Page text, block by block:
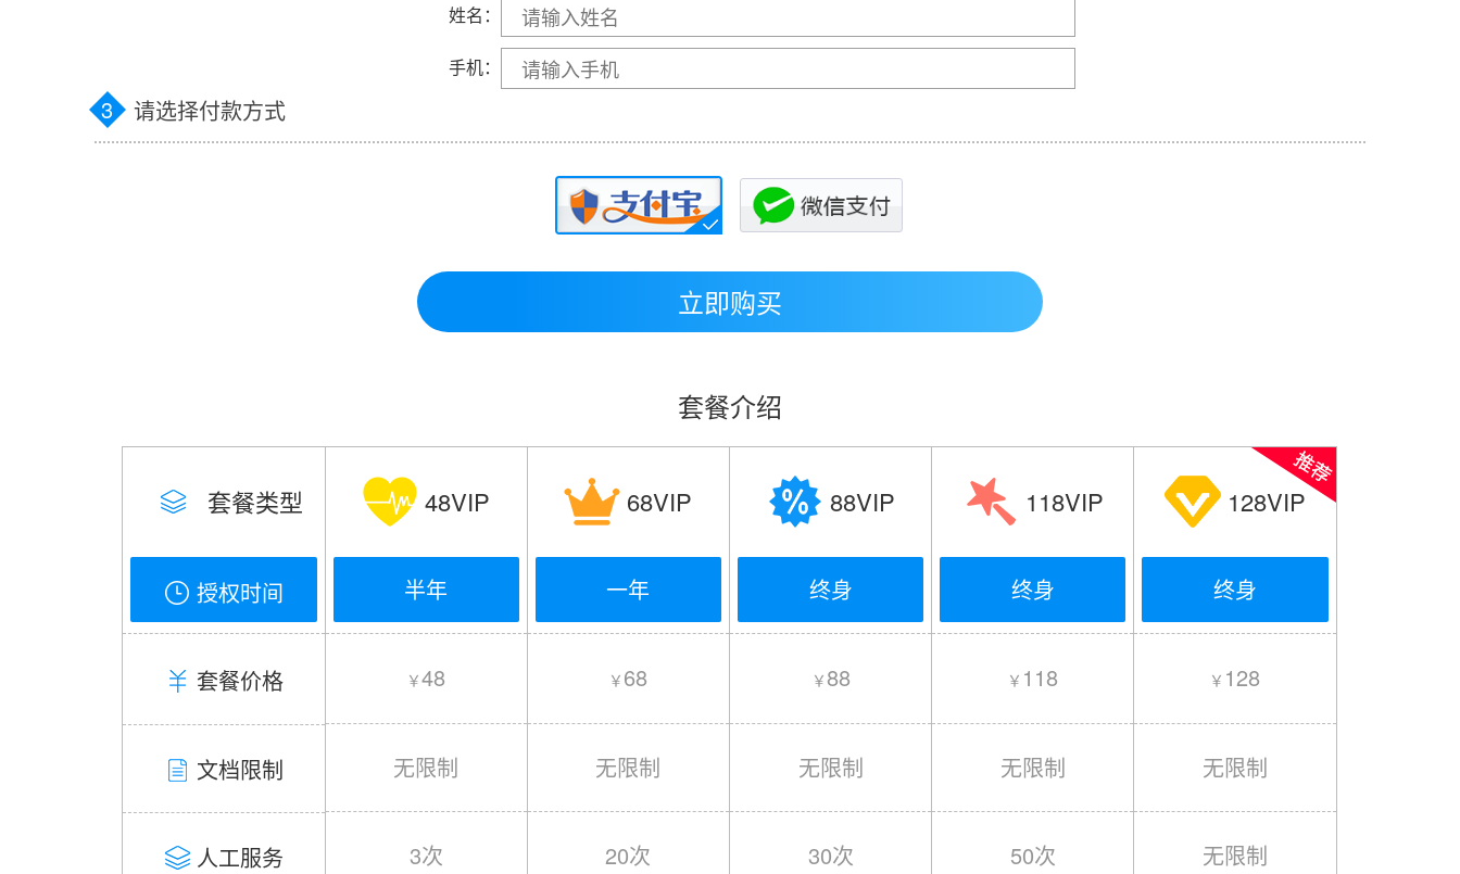
姓名：
手机：
3 请选择付款方式
立即购买
套餐介绍
套餐类型
授权时间
套餐价格
文档限制
人工服务
48VIP
半年
￥48
无限制
3次
68VIP
一年
￥ 68
无限制
20次
88VIP
终身
￥ 88
无限制
30次
118VIP
终身
￥ 118
无限制
50次
128VIP
终身
￥ 128
无限制
无限制